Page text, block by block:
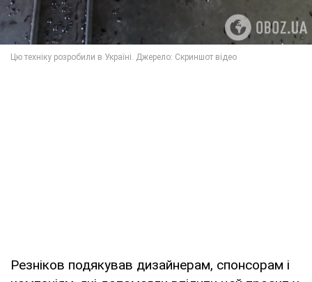
Резніков подякував дизайнерам, спонсорам і